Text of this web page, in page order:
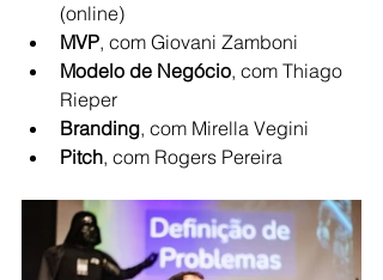
(online)
MVP, com Giovani Zamboni
Modelo de Negócio, com Thiago
Rieper
Branding, com Mirella Vegini
Pitch, com Rogers Pereira